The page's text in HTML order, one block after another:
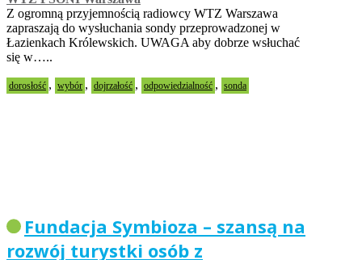
Z ogromną przyjemnością radiowcy WTZ Warszawa
zapraszają do wysłuchania sondy przeprowadzonej w
Łazienkach Królewskich. UWAGA aby dobrze wsłuchać
się w…..
dorosłość , wybór , dojrzałość , odpowiedzialność , sonda
Fundacja Symbioza – szansą na
rozwój turystki osób z